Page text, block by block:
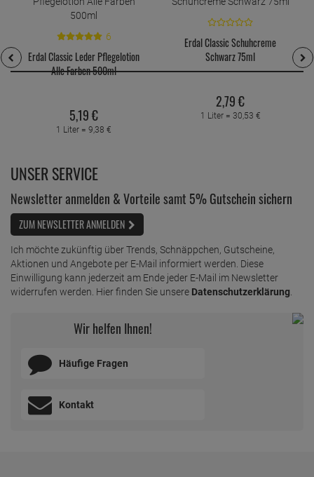
6
Erdal Classic Leder Pflegelotion
Alle Farben 500ml
5,19€
1 Liter = 9,38 €
Erdal Classic Schuhcreme
Schwarz 75ml
2,79€
1 Liter = 30,53 €
UNSER SERVICE
Newsletter anmelden & Vorteile samt 5% Gutschein sichern
ZUM NEWSLETTER ANMELDEN
Ich möchte zukünftig über Trends, Schnäppchen, Gutscheine,
Aktionen und Angebote per E-Mail informiert werden. Diese
Einwilligung kann jederzeit am Ende jeder E-Mail im Newsletter
widerrufen werden. Hier finden Sie unsere Datenschutzerklärung
Wir helfen Ihnen!
Häufige Fragen
Kontakt